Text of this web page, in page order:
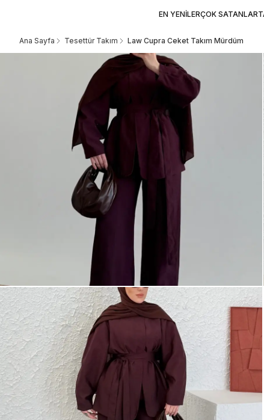
EN YENİLERÇOK SATANLAR
Ana Sayfa Tesettür Takım Law Cupra Ceket Takım Mürdüm